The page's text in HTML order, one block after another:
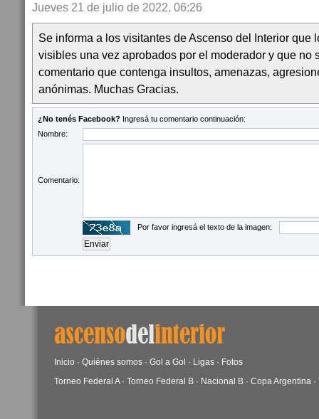
Jueves 21 de julio de 2022, 06:26
Se informa a los visitantes de Ascenso del Interior que
visibles una vez aprobados por el moderador y que no
comentario que contenga insultos, amenazas,
anónimas. Muchas Gracias.
¿No tenés Facebook? Ingresá tu comentario continuación:
Nombre:
Comentario:
Por favor ingresá el texto de la imagen:
Inicio · Quiénes somos · Gol a Gol · Ligas · Fotos
Torneo Federal A· Torneo Federal B · Nacional B · Copa Argentina ·